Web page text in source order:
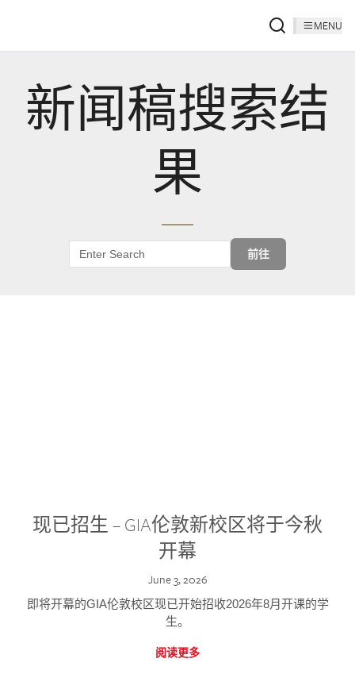
MENU
新闻稿搜索结
果
前往
现已招生 – GIA伦敦新校区将于今秋
开幕
June 3, 2026
即将开幕的GIA伦敦校区现已开始招收2026年8月开课的学
生。
阅读更多